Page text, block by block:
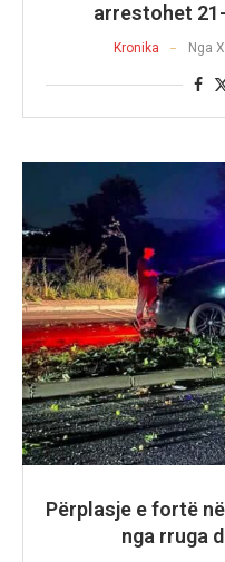
arrestohet
Kronika Nga
Përplasje e fortë
nga rruga